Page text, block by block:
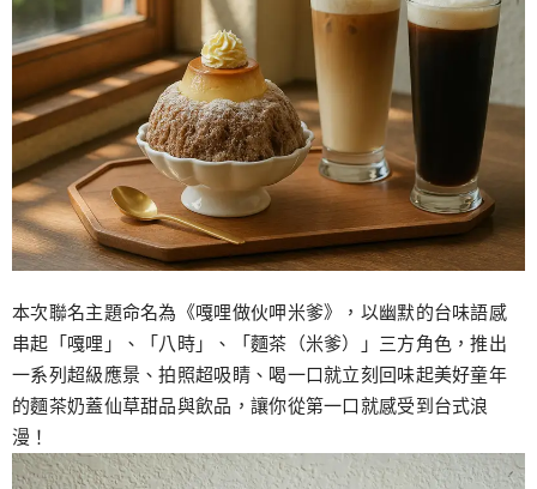
本次聯名主題命名為《嘎哩做伙呷米爹》，以幽默的台味語感
串起「嘎哩」、「八時」、「麵茶（米爹）」三方角色，推出
一系列超級應景、拍照超吸睛、喝一口就立刻回味起美好童年
的麵茶奶蓋仙草甜品與飲品，讓你從第一口就感受到台式浪
漫！